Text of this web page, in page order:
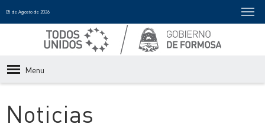
05 de Agosto de 2026
Menu
Noticias